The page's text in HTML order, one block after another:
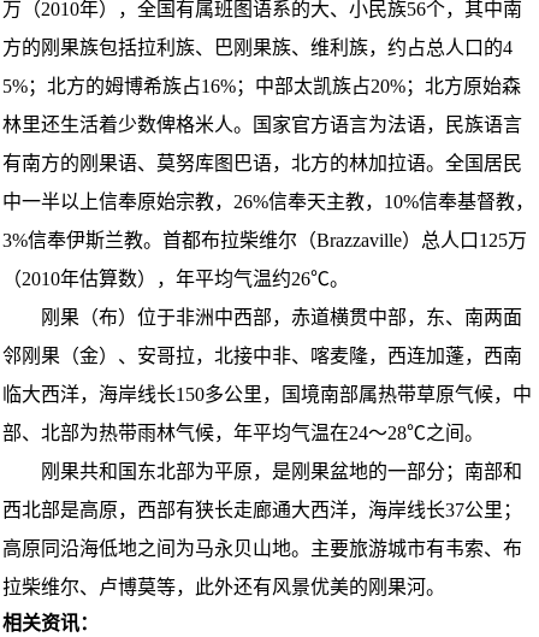
万（2010年），全国有属班图语系的大、小民族56个，其中南
方的刚果族包括拉利族、巴刚果族、维利族，约占总人口的4
5%；北方的姆博希族占16%；中部太凯族占20%；北方原始森
林里还生活着少数俾格米人。国家官方语言为法语，民族语言
有南方的刚果语、莫努库图巴语，北方的林加拉语。全国居民
中一半以上信奉原始宗教，26%信奉天主教，10%信奉基督教，
3%信奉伊斯兰教。首都布拉柴维尔（Brazzaville）总人口125万
（2010年估算数），年平均气温约26℃。
刚果（布）位于非洲中西部，赤道横贯中部，东、南两面
邻刚果（金）、安哥拉，北接中非、喀麦隆，西连加蓬，西南
临大西洋，海岸线长150多公里，国境南部属热带草原气候，中
部、北部为热带雨林气候，年平均气温在24～28℃之间。
刚果共和国东北部为平原，是刚果盆地的一部分；南部和
西北部是高原，西部有狭长走廊通大西洋，海岸线长37公里；
高原同沿海低地之间为马永贝山地。主要旅游城市有韦索、布
拉柴维尔、卢博莫等，此外还有风景优美的刚果河。
相关资讯：